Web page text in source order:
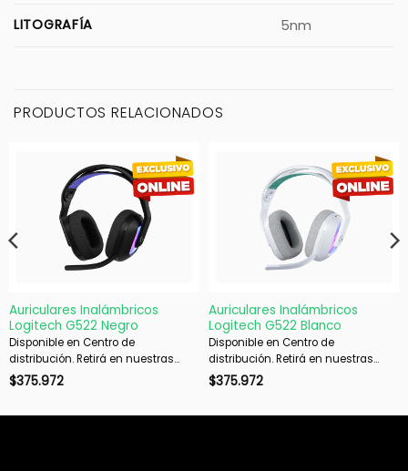
LITOGRAFÍA 5nm
PRODUCTOS RELACIONADOS
Auriculares Inalámbricos
Logitech G522 Negro
Disponible en Centro de
distribución. Retirá en nuestras
sucursales en 48 hs hábiles. Si es
$375.972
Auriculares Inalámbricos
Logitech G522 Blanco
Disponible en Centro de
distribución. Retirá en nuestras
sucursales en 48 hs hábiles. Si es
$375.972